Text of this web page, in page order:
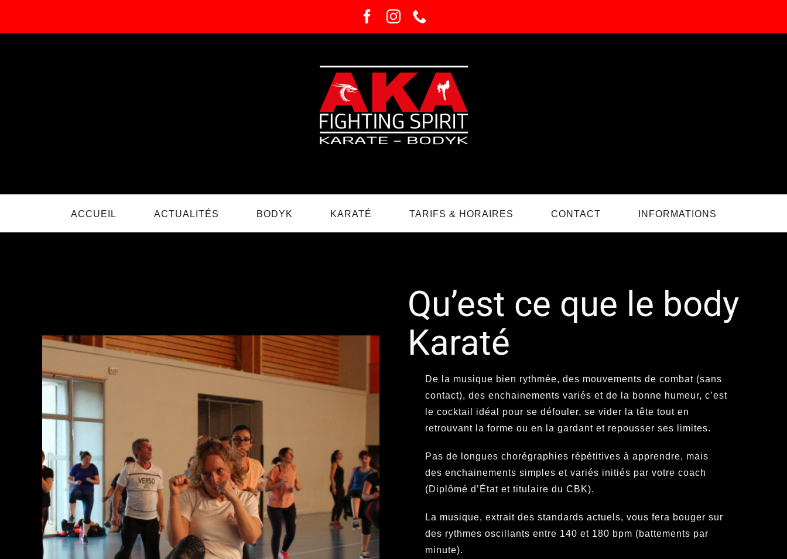
ACCUEIL ACTUALITÉS BODYK KARATÉ TARIFS & HORAIRES CONTACT INFORMATIONS
Qu’est ce que le body
Karaté
De la musique bien rythmée, des mouvements de combat (sans
contact), des enchainements variés et de la bonne humeur, c’est
le cocktail idéal pour se défouler, se vider la tête tout en
retrouvant la forme ou en la gardant et repousser ses limites.
Pas de longues chorégraphies répétitives à apprendre, mais
des enchainements simples et variés initiés par votre coach
(Diplômé d’État et titulaire du CBK).
La musique, extrait des standards actuels, vous fera bouger sur
des rythmes oscillants entre 140 et 180 bpm (battements par
minute).